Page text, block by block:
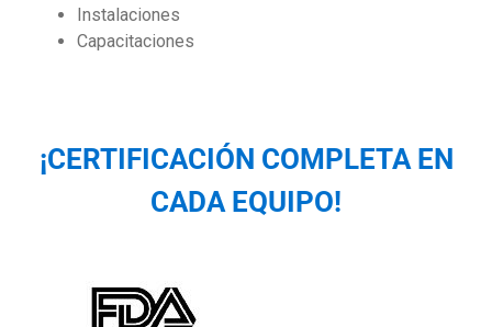
Instalaciones
Capacitaciones
¡CERTIFICACIÓN COMPLETA EN
CADA EQUIPO!